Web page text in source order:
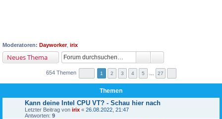
Moderatoren: Dayworker, irix
Neues Thema
654 Themen 1 2 3 4 5 27
Themen
Kann deine Intel CPU VT? - Schau hier nach
Letzter Beitrag von irix « 26.08.2022, 21:47
Antworten: 9